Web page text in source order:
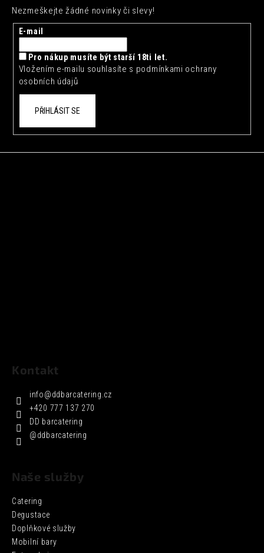
Nezmeškejte žádné novinky či slevy!
E-mail
Pro nákup musíte být starší 18ti let.
Vložením e-mailu souhlasíte s podmínkami ochrany
osobních údajů
PŘIHLÁSIT SE
Kontakt
info@ddbarcatering.cz
+420 777 137 270
DD barcatering
@ddbarcatering
Naše služby
Catering
Degustace
Doplňkové služby
Mobilní bary